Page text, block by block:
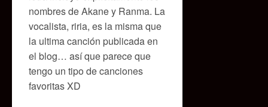
nombres de Akane y Ranma. La
vocalista, riria, es la misma que
la ultima canción publicada en
el blog… así que parece que
tengo un tipo de canciones
favoritas XD